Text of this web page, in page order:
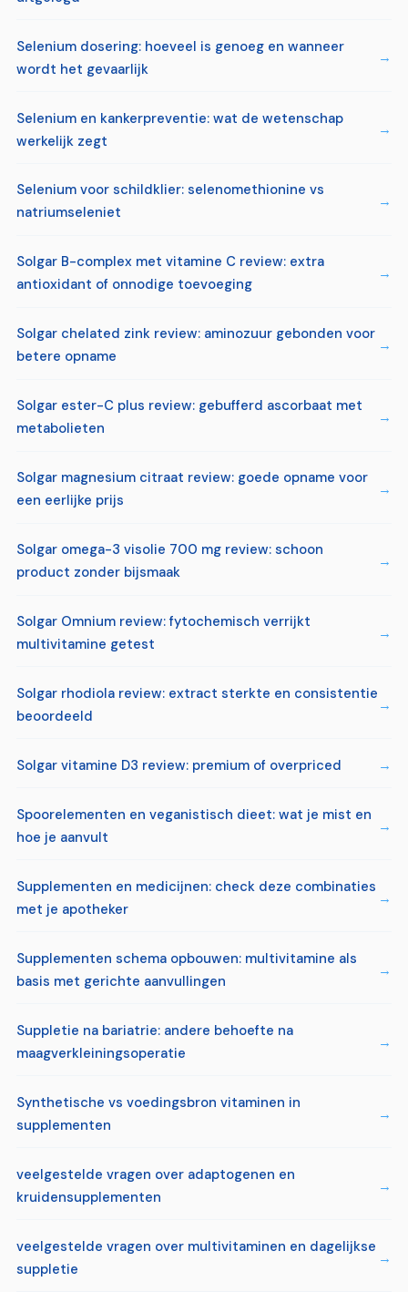
Selenium dosering: hoeveel is genoeg en wanneer
wordt het gevaarlijk
Selenium en kankerpreventie: wat de wetenschap
werkelijk zegt
Selenium voor schildklier: selenomethionine vs
natriumseleniet
Solgar B-complex met vitamine C review: extra
antioxidant of onnodige toevoeging
Solgar chelated zink review: aminozuur gebonden voor
betere opname
Solgar ester-C plus review: gebufferd ascorbaat met
metabolieten
Solgar magnesium citraat review: goede opname voor
een eerlijke prijs
Solgar omega-3 visolie 700 mg review: schoon
product zonder bijsmaak
Solgar Omnium review: fytochemisch verrijkt
multivitamine getest
Solgar rhodiola review: extract sterkte en consistentie
beoordeeld
Solgar vitamine D3 review: premium of overpriced
Spoorelementen en veganistisch dieet: wat je mist en
hoe je aanvult
Supplementen en medicijnen: check deze combinaties
met je apotheker
Supplementen schema opbouwen: multivitamine als
basis met gerichte aanvullingen
Suppletie na bariatrie: andere behoefte na
maagverkleiningsoperatie
Synthetische vs voedingsbron vitaminen in
supplementen
veelgestelde vragen over adaptogenen en
kruidensupplementen
veelgestelde vragen over multivitaminen en dagelijkse
suppletie